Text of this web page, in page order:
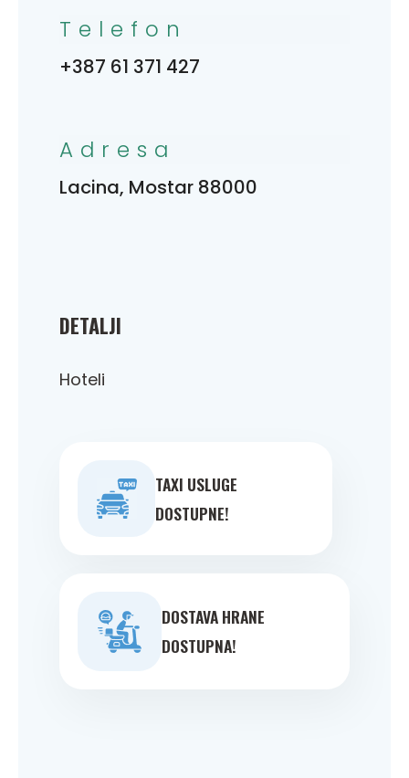
DETALJI
Hoteli
TAXI USLUGE
DOSTUPNE!
DOSTAVA HRANE
DOSTUPNA!
Telefon
+387 61 371 427
Adresa
Lacina, Mostar 88000